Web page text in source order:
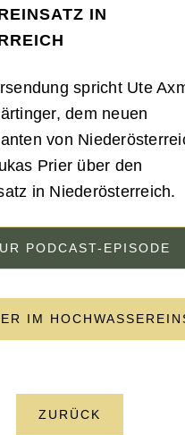
IN
spricht Ute
dem neuen
von
Prier über den
in Niederösterreich.
PODCAST-EPISODE
IM
ZURÜCK